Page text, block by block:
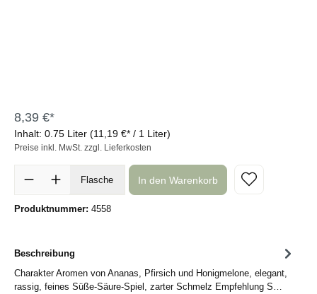
8,39 €*
Inhalt: 0.75 Liter (11,19 €* / 1 Liter)
Preise inkl. MwSt. zzgl. Lieferkosten
Flasche In den Warenkorb
Produktnummer: 4558
Beschreibung
Charakter Aromen von Ananas, Pfirsich und Honigmelone, elegant,
rassig, feines Süße-Säure-Spiel, zarter Schmelz Empfehlung S…